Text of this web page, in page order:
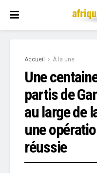
Accueil À la une
Une
partis de
au large de
une
réussie